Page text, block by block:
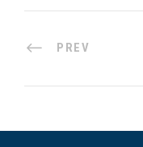
PREV